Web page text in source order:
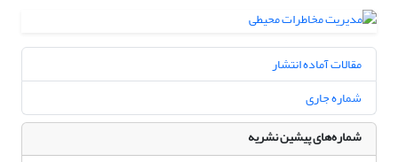
مقالات آماده انتشار
شماره جاری
شماره‌های پیشین نشریه